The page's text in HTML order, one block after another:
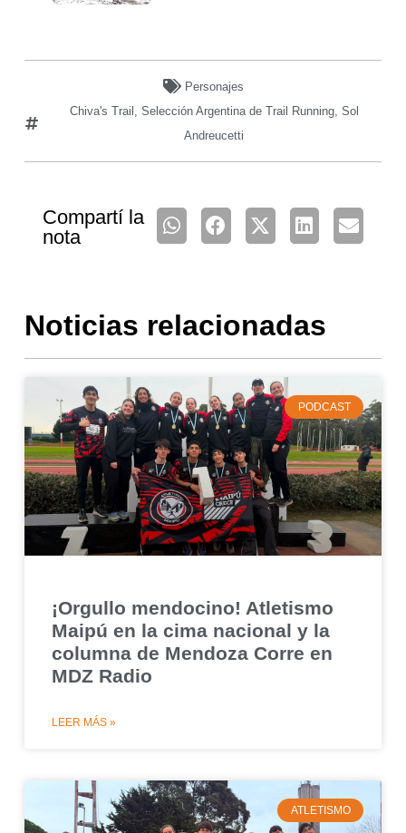
Personajes
Chiva's Trail
Selección Argentina de Trail Running, Sol
Andreucetti
Compartí la
nota
Noticias relacionadas
PODCAST
¡Orgullo mendocino! Atletismo
Maipú en la cima nacional y la
columna de Mendoza Corre en
MDZ Radio
LEER MÁS »
ATLETISMO